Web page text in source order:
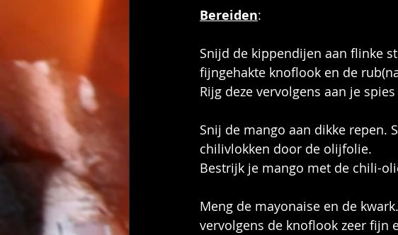
Bereiden:
Snijd de kippendijen aan flinke
fijngehakte knoflook en de
Rijg deze vervolgens aan je
Snij de mango aan dikke repen.
chilivlokken door de olijfolie.
Bestrijk je mango met de chili-
Meng de mayonaise en de
vervolgens de knoflook zeer fijn